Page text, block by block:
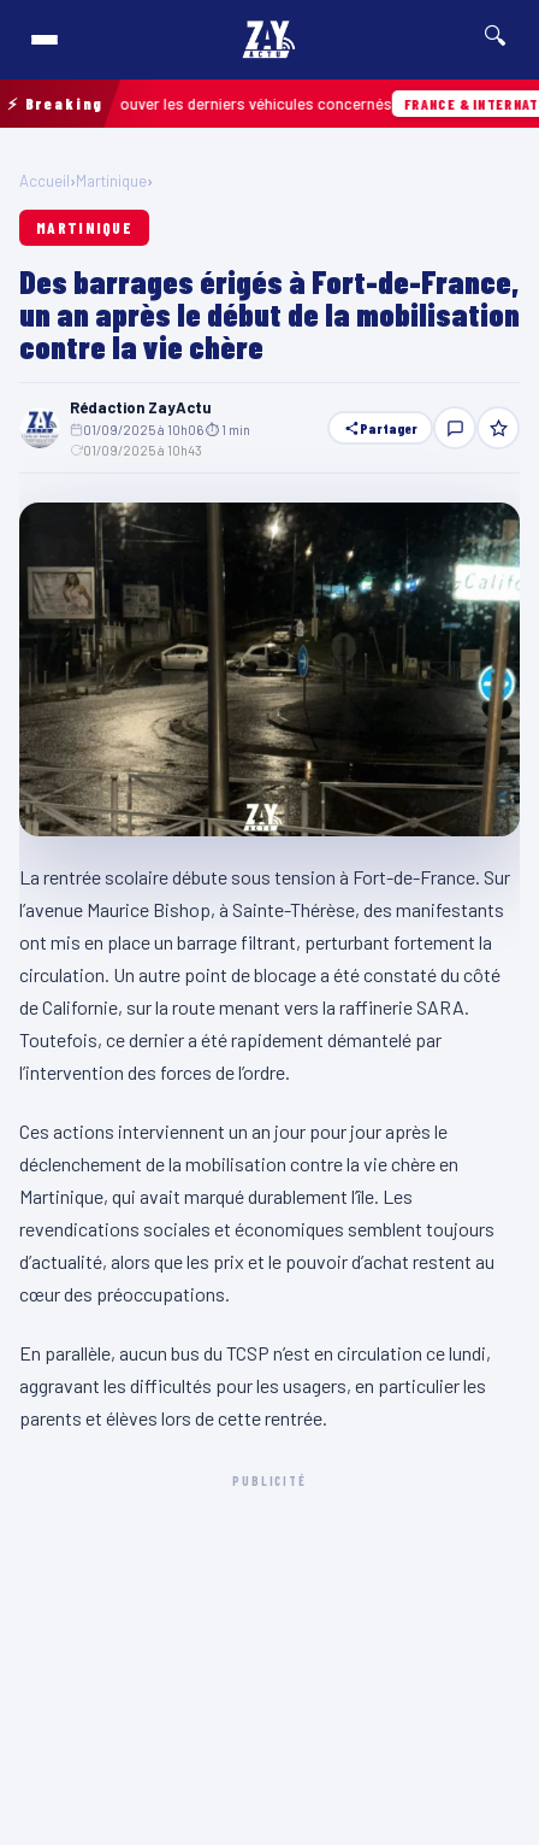
🔍
⚡ Breaking
retrouver les derniers véhicules concernés FRANCE & INTERNATIONALE
Accueil›Martinique›
MARTINIQUE
Des barrages érigés à Fort-de-France,
un an après le début de la mobilisation
contre la vie chère
Rédaction ZayActu
01/09/2025 à 10h06⏱ 1 min
01/09/2025 à 10h43
Partager
La rentrée scolaire débute sous tension à Fort-de-France. Sur
l’avenue Maurice Bishop, à Sainte-Thérèse, des manifestants
ont mis en place un barrage filtrant, perturbant fortement la
circulation. Un autre point de blocage a été constaté du côté
de Californie, sur la route menant vers la raffinerie SARA.
Toutefois, ce dernier a été rapidement démantelé par
l’intervention des forces de l’ordre.
Ces actions interviennent un an jour pour jour après le
déclenchement de la mobilisation contre la vie chère en
Martinique, qui avait marqué durablement l’île. Les
revendications sociales et économiques semblent toujours
d’actualité, alors que les prix et le pouvoir d’achat restent au
cœur des préoccupations.
En parallèle, aucun bus du TCSP n’est en circulation ce lundi,
aggravant les difficultés pour les usagers, en particulier les
parents et élèves lors de cette rentrée.
PUBLICITÉ